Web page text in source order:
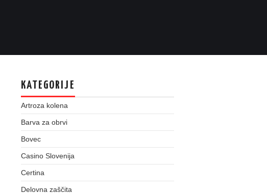
KATEGORIJE
Artroza kolena
Barva za obrvi
Bovec
Casino Slovenija
Certina
Delovna zaščita